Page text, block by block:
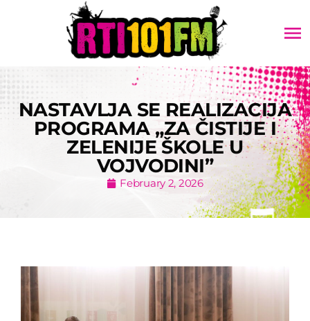
menu
NASTAVLJA SE REALIZACIJA
PROGRAMA „ZA ČISTIJE I
ZELENIJE ŠKOLE U
VOJVODINI”
February 2, 2026